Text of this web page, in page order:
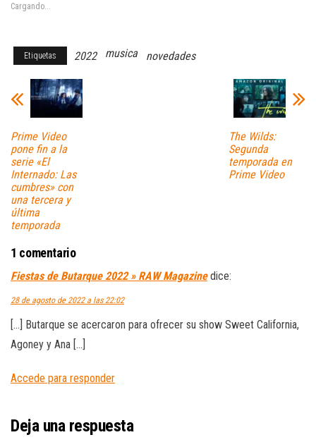
Cargando...
Etiquetas 2022 musica novedades
Prime Video
pone fin a la
serie «El
Internado: Las
cumbres» con
una tercera y
última
temporada
The Wilds:
Segunda
temporada en
Prime Video
1 comentario
Fiestas de Butarque 2022 » RAW Magazine dice:
28 de agosto de 2022 a las 22:02
[…] Butarque se acercaron para ofrecer su show Sweet California,
Agoney y Ana […]
Accede para responder
Deja una respuesta